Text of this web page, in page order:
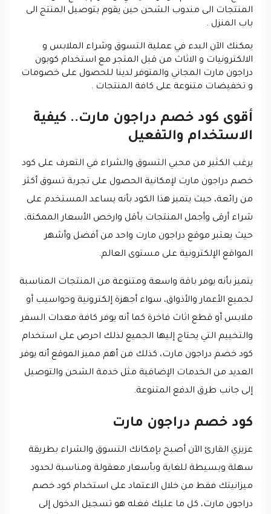
المنتجات الى مندوب الشحن حين يقوم بتوصيل المنتج الى
باب المنزل .
يمكنك الآن البدء في عملية التسوق وشراء الملابس و
الالكترونيات و الاثاث من قبل المتجر مع استخدام كوبون
دراجون مارت المجاني والمتوفر لدينا للحصول على خصومات
و تخفيضات متنوعة على كافة المنتجات .
أقوى كود خصم دراجون مارت.. كيفية
الاستخدام والتفعيل
يرغب الكثير من محبي التسوق والشراء في التعرف على كود
خصم دراجون مارت لإمكانية الحصول على تجربة تسوق أكثر
من رائعة، حيث يتميز هذا الكود بأنه يساعد المستخدم على
شراء أرقى وأجمل المنتجات بأقل وارخص الأسعار الممكنة،
حيث يعتبر موقع دراجون مارت واحد من أفضل وأشهر
المواقع الإلكترونية على مستوى العالم.
يتميز بأنه يوفر باقة واسعة ومتنوعة من المنتجات المناسبة
لجميع الأعمار والأذواق، سواء أجهزة إلكترونية وحواسيب أو
ملابس أو قطع اثاث فاخرة كما أنه يوفر كافة معدات السفر
والتخييم التي يحتاج إليها الجميع لذلك احرص على استخدام
كود خصم دراجون مارت، كذلك من أهم مميز الموقع أنه يوفر
العديد من الخدمات الإضافية مثل خدمة الشحن والتوصيل
إلى جانب طرق الدفع المتنوعة.
كود خصم دراجون مارت
عزيزي القارئ الآن أصبح بإمكانك التسوق والشراء بطريقة
سهلة وبسيطة للغاية وبأسعار معقولة ومناسبة لحدود
ميزانيتك فقط من خلال الاعتماد على استخدام كود خصم
دراجون مارت، كل ما عليك فعله هو تسجيل الدخول إلى